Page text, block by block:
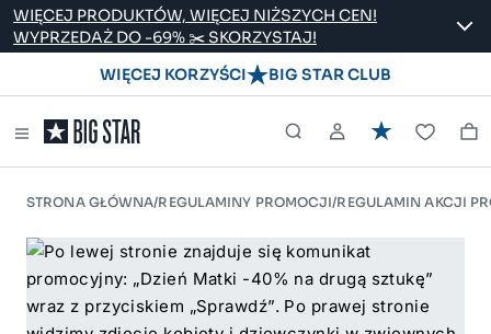
WIĘCEJ PRODUKTÓW, WIĘCEJ NIŻSZYCH CEN!
WYPRZEDAŻ DO -69% ✂️ SKORZYSTAJ!
WIĘCEJ KORZYŚCI
BIG STAR CLUB
STRONA GŁÓWNA/REGULAMINY PROMOCJI/REGULAMIN AKCJI